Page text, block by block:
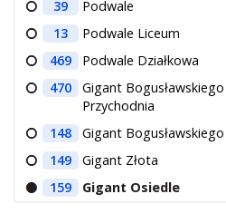
39
Podwale
13
Podwale Liceum
469
Podwale Działkowa
470
Gigant Bogusławskiego
Przychodnia
148
Gigant Bogusławskiego
149
Gigant Złota
159
Gigant Osiedle